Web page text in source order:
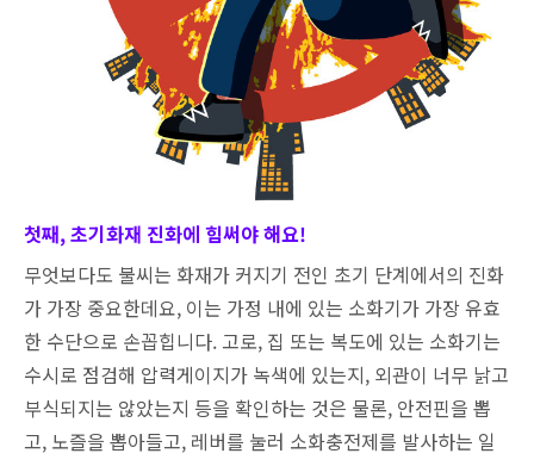
첫째, 초기화재 진화에 힘써야 해요!
무엇보다도 불씨는 화재가 커지기 전인 초기 단계에서의 진화
가 가장 중요한데요, 이는 가정 내에 있는 소화기가 가장 유효
한 수단으로 손꼽힙니다. 고로, 집 또는 복도에 있는 소화기는
수시로 점검해 압력게이지가 녹색에 있는지, 외관이 너무 낡고
부식되지는 않았는지 등을 확인하는 것은 물론, 안전핀을 뽑
고, 노즐을 뽑아들고, 레버를 눌러 소화충전제를 발사하는 일